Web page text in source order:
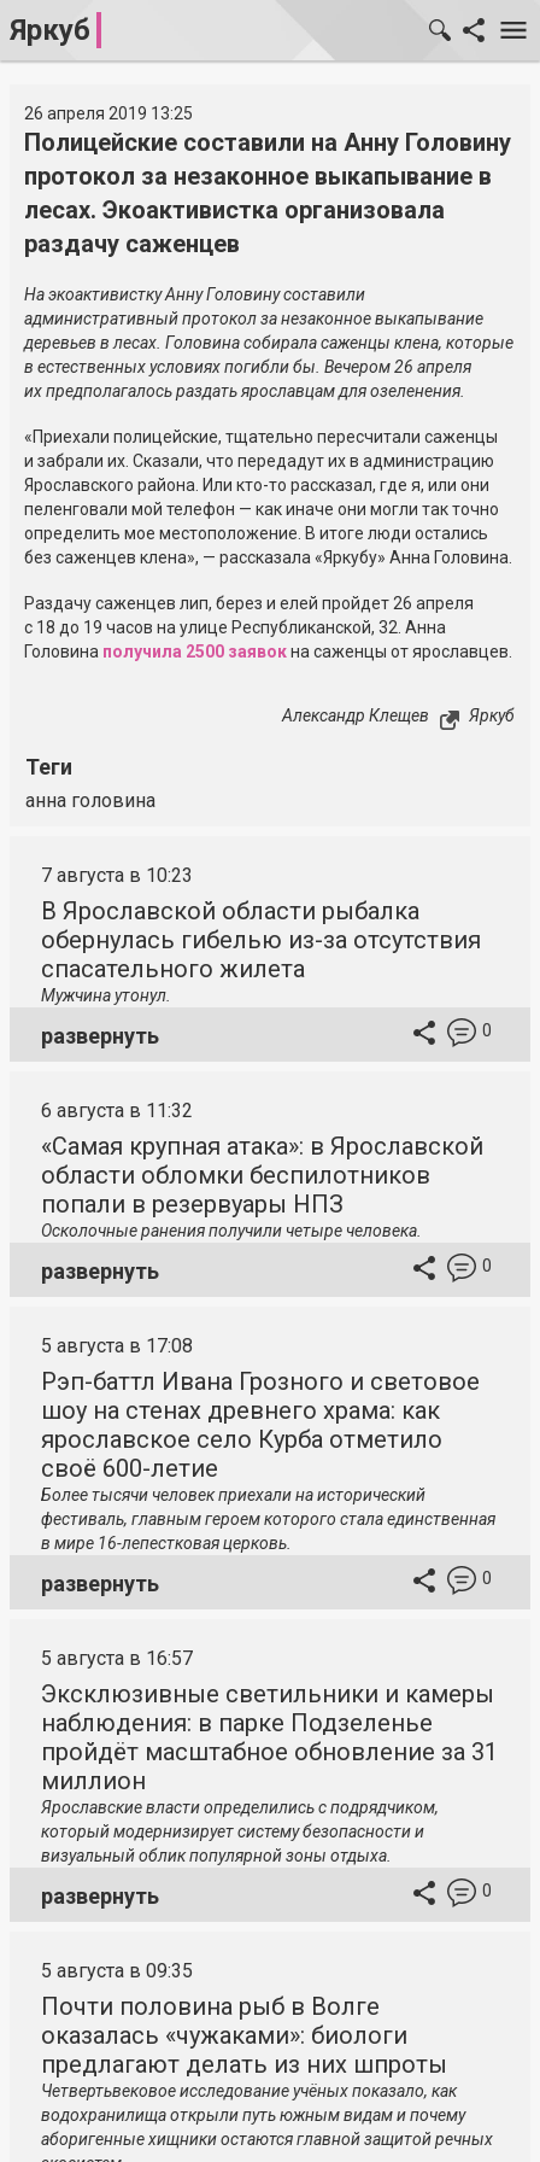
Яркуб
26 апреля 2019 13:25
Полицейские составили на Анну Головину
протокол за незаконное выкапывание в
лесах. Экоактивистка организовала
раздачу саженцев
На экоактивистку Анну Головину составили
административный протокол за незаконное выкапывание
деревьев в лесах. Головина собирала саженцы клена, которые
в естественных условиях погибли бы. Вечером 26 апреля
их предполагалось раздать ярославцам для озеленения.
«Приехали полицейские, тщательно пересчитали саженцы
и забрали их. Сказали, что передадут их в администрацию
Ярославского района. Или кто-то рассказал, где я, или они
пеленговали мой телефон — как иначе они могли так точно
определить мое местоположение. В итоге люди остались
без саженцев клена», — рассказала «Яркубу» Анна Головина.
Раздачу саженцев лип, берез и елей пройдет 26 апреля
с 18 до 19 часов на улице Республиканской, 32. Анна
Головина получила 2500 заявокна саженцы от ярославцев.
Александр Клещев Яркуб
Теги
анна головина
7 августа в 10:23
В Ярославской области рыбалка
обернулась гибелью из-за отсутствия
спасательного жилета
Мужчина утонул.
развернуть 0
6 августа в 11:32
«Самая крупная атака»: в Ярославской
области обломки беспилотников
попали в резервуары НПЗ
Осколочные ранения получили четыре человека.
развернуть 0
5 августа в 17:08
Рэп-баттл Ивана Грозного и световое
шоу на стенах древнего храма: как
ярославское село Курба отметило
своё 600-летие
Более тысячи человек приехали на исторический
фестиваль, главным героем которого стала единственная
в мире 16-лепестковая церковь.
развернуть 0
5 августа в 16:57
Эксклюзивные светильники и камеры
наблюдения: в парке Подзеленье
пройдёт масштабное обновление за 31
миллион
Ярославские власти определились с подрядчиком,
который модернизирует систему безопасности и
визуальный облик популярной зоны отдыха.
развернуть 0
5 августа в 09:35
Почти половина рыб в Волге
оказалась «чужаками»: биологи
предлагают делать из них шпроты
Четвертьвековое исследование учёных показало, как
водохранилища открыли путь южным видам и почему
аборигенные хищники остаются главной защитой речных